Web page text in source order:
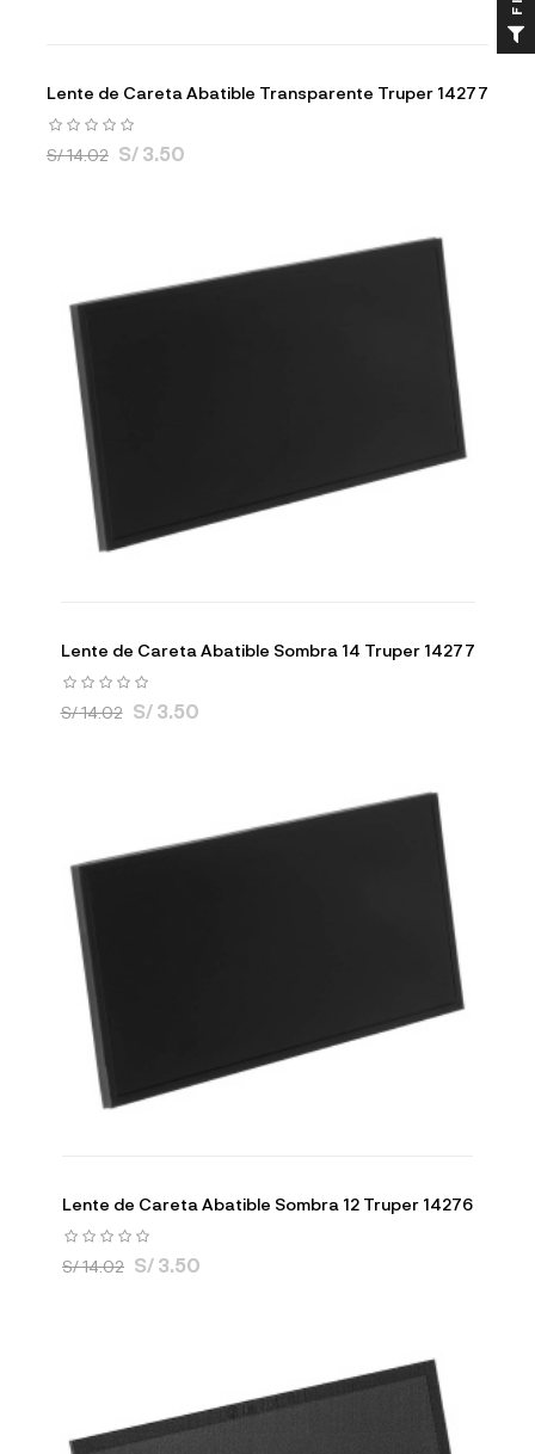
Lente de Careta Abatible Transparente Truper 14277
S/ 14.02 S/ 3.50
Lente de Careta Abatible Sombra 14 Truper 14277
S/ 14.02 S/ 3.50
Lente de Careta Abatible Sombra 12 Truper 14276
S/ 14.02 S/ 3.50